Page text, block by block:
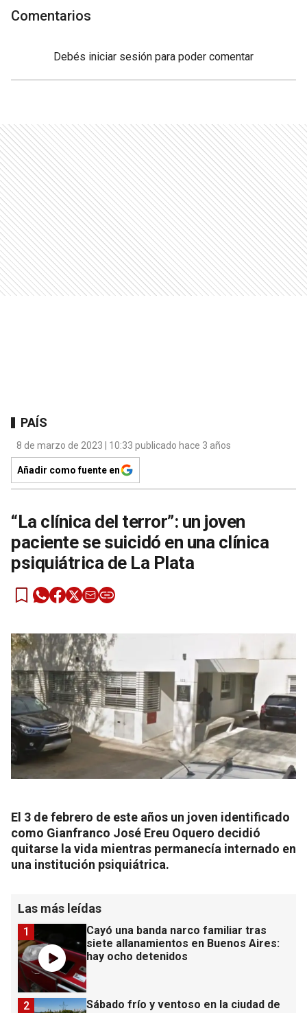
Comentarios
Debés iniciar sesión para poder comentar
PAÍS
8 de marzo de 2023 | 10:33 publicado hace 3 años
Añadir como fuente en
“La clínica del terror”: un joven
paciente se suicidó en una clínica
psiquiátrica de La Plata
El 3 de febrero de este años un joven identificado
como Gianfranco José Ereu Oquero decidió
quitarse la vida mientras permanecía internado en
una institución psiquiátrica.
Las más leídas
Cayó una banda narco familiar tras
siete allanamientos en Buenos Aires:
hay ocho detenidos
1
Sábado frío y ventoso en la ciudad de
2